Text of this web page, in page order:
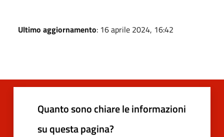
Ultimo aggiornamento: 16 aprile 2024, 16:42
Quanto sono chiare le informazioni
su questa pagina?